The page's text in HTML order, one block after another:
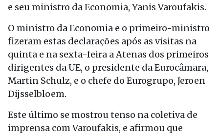
e seu ministro da Economia, Yanis Varoufakis.
O ministro da Economia e o primeiro-ministro
fizeram estas declarações após as visitas na
quinta e na sexta-feira a Atenas dos primeiros
dirigentes da UE, o presidente da Eurocâmara,
Martin Schulz, e o chefe do Eurogrupo, Jeroen
Dijsselbloem.
Este último se mostrou tenso na coletiva de
imprensa com Varoufakis, e afirmou que